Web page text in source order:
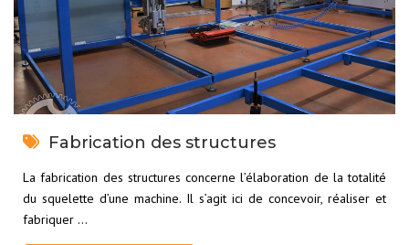
Fabrication des structures
La fabrication des structures concerne l’élaboration de la totalité
du squelette d’une machine. Il s’agit ici de concevoir, réaliser et
fabriquer …